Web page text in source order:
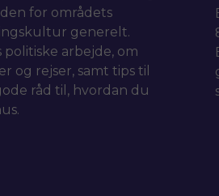
for områdets
generelt.
arbejde, om
og rejser, samt tips til
råd til, hvordan du